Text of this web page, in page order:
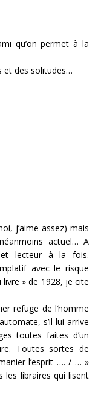
qu’on permet à la
et des solitudes…
j’aime assez) mais
actuel… A
et lecteur à la fois.
avec le risque
livre » de 1928, je cite
refuge de l’homme
s’il lui arrive
toutes faites d’un
Toutes sortes de
l’esprit …. / … »
les libraires qui lisent